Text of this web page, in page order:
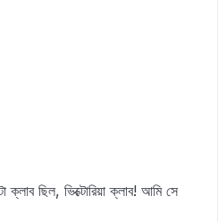
ক্লাব ছিল, ভিক্টোরিয়া ক্লাব! আমি সে